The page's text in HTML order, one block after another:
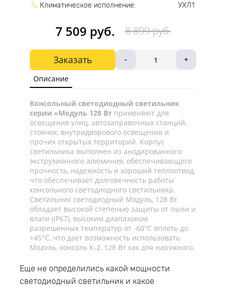
7 509 руб. 8 899 руб.
Заказать - +
Климатическое исполнение:
УХЛ1
Описание
Консольный светодиодный светильник
серии «Модуль 128 Вт применяют для
освещения улиц, автозаправочных станций,
стоянок, внутридворового освещения и
прочих открытых территорий. Корпус
светильника выполнен из анодированного
экструзионного алюминия, обеспечивающего
прочность, надежность и хороший теплоотвод,
что обеспечивает долговечность работы
консольного светодиодного светильника.
Светильник светодиодный Модуль, 128 Вт
обладает высокой степенью защиты от пыли и
влаги (IP67), высоким диапазоном
разрешенных температур от -60°C вплоть до
+45°C, что даёт возможность использовать
Модуль, консоль К-2, 128 Вт как для наружного,
Светодиодный уличный светильник имеет
консольный тип крепления и монтируется на
трубу диаметром до 52мм. Рекомендуемая
Еще не определились какой мощности
светодиодный светильник и какое